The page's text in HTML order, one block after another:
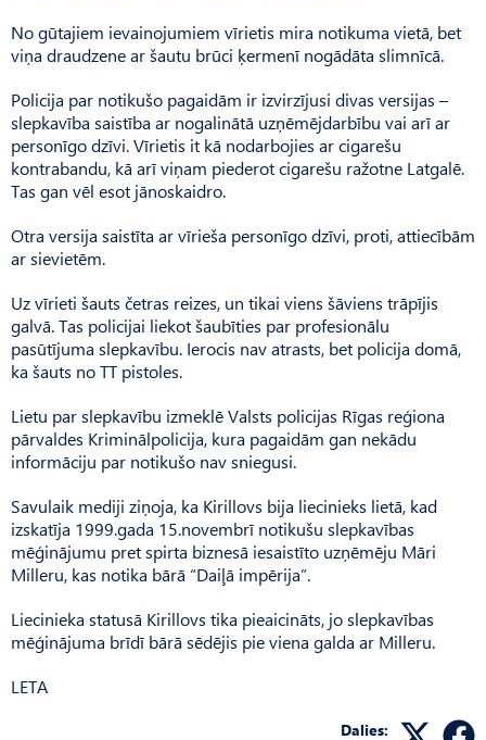
No gūtajiem ievainojumiem vīrietis mira notikuma vietā, bet
viņa draudzene ar šautu brūci ķermenī nogādāta slimnīcā.
Policija par notikušo pagaidām ir izvirzījusi divas versijas –
slepkavība saistība ar nogalinātā uzņēmējdarbību vai arī ar
personīgo dzīvi. Vīrietis it kā nodarbojies ar cigarešu
kontrabandu, kā arī viņam piederot cigarešu ražotne Latgalē.
Tas gan vēl esot jānoskaidro.
Otra versija saistīta ar vīrieša personīgo dzīvi, proti, attiecībām
ar sievietēm.
Uz vīrieti šauts četras reizes, un tikai viens šāviens trāpījis
galvā. Tas policijai liekot šaubīties par profesionālu
pasūtījuma slepkavību. Ierocis nav atrasts, bet policija domā,
ka šauts no TT pistoles.
Lietu par slepkavību izmeklē Valsts policijas Rīgas reģiona
pārvaldes Kriminālpolicija, kura pagaidām gan nekādu
informāciju par notikušo nav sniegusi.
Savulaik mediji ziņoja, ka Kirillovs bija liecinieks lietā, kad
izskatīja 1999.gada 15.novembrī notikušu slepkavības
mēģinājumu pret spirta biznesā iesaistīto uzņēmēju Māri
Milleru, kas notika bārā “Daiļā impērija”.
Liecinieka statusā Kirillovs tika pieaicināts, jo slepkavības
mēģinājuma brīdī bārā sēdējis pie viena galda ar Milleru.
LETA
Dalies: